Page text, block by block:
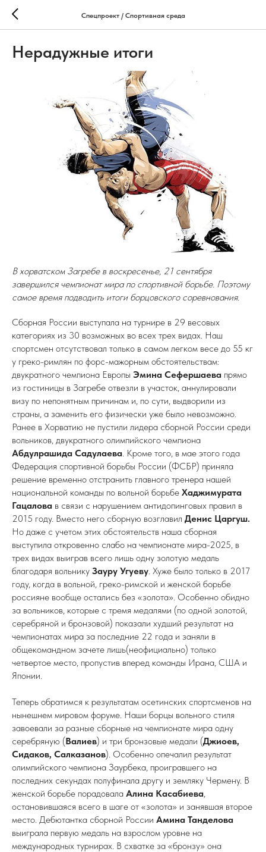
Спецпроект / Спортивная среда
Нерадужные итоги
В хорватском Загребе в воскресенье, 21 сентября
завершился чемпионат мира по спортивной борьбе. Поэтому
самое время подводить итоги борцовского соревнования.
Сборная России выступала на турнире в 29 весовых
категориях из 30 возможных во всех трех видах. Наш
спортсмен отсутствовал только в самом легком весе до 55 кг
у греко-римлян по форс-мажорным обстоятельствам:
двукратного чемпиона Европы Эмина Сефершаева прямо
из гостиницы в Загребе отвезли в участок, аннулировали
визу по непонятным причинам и, по сути, выдворили из
страны, а заменить его физически уже было невозможно.
Ранее в Хорватию не пустили лидера сборной России среди
вольников, двукратного олимпийского чемпиона
Абдулрашида Садулаева. Кроме того, в мае этого года
Федерация спортивной борьбы России (ФСБР) приняла
решение временно отстранить главного тренера нашей
национальной команды по вольной борьбе Хаджимурата
Гацалова в связи с нарушением антидопинговых правил в
2015 году. Вместо него сборную возглавил Денис Царгуш.
Но даже с учетом этих обстоятельств наша сборная
выступила откровенно слабо на чемпионате мира-2025, в
трех видах выиграв всего лишь одну золотую медаль
благодаря вольнику Зауру Угуеву. Хуже было только в 2017
году, когда в вольной, греко-римской и женской борьбе
россияне вообще остались без «золота». Особенно обидно
за вольников, которые с тремя медалями (по одной золотой,
серебряной и бронзовой) показали худший результат на
чемпионатах мира за последние 22 года и заняли в
общекомандном зачете лишь(неофициально) только
четвертое место, пропустив вперед команды Ирана, США и
Японии.
Теперь обратимся к результатам осетинских спортсменов на
нынешнем мировом форуме. Наши борцы вольного стиля
завоевали за разные сборные на чемпионате мира одну
серебряную (Валиев) и три бронзовые медали (Джиоев,
Сидаков, Салказанов). Особенно опечалил результат
олимпийского чемпиона Заурбека, проигравшего на
последних секундах полуфинала другу и земляку Чермену. В
женской борьбе порадовала Алина Касабиева,
остановившаяся всего в шаге от «золота» и занявшая второе
место. Дебютантка сборной России Амина Танделова
выиграла первую медаль на взрослом уровне на
международных турнирах. В схватке за «бронзу» она